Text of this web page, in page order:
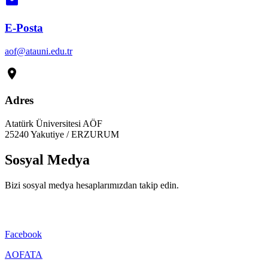
E-Posta
aof@atauni.edu.tr
location_on
Adres
Atatürk Üniversitesi AÖF
25240 Yakutiye / ERZURUM
Sosyal Medya
Bizi sosyal medya hesaplarımızdan takip edin.
Facebook
AOFATA